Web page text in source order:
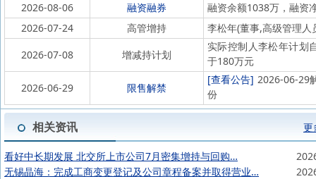
2026-08-06
融资融券
融资余额1038万，融资
2026-07-24
高管增持
李松年(董事,高级管理
2026-07-08
增减持计划
实际控制人李松年计划
于180万元
2026-06-29
限售解禁
[查看公告] 2026-06-29
份
相关资讯 更
看好中长期发展 北交所上市公司7月密集增持与回购…
无锡晶海：完成工商变更登记及公司章程备案并取得营业…